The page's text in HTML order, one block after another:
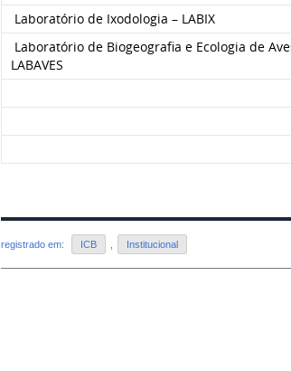
Laboratório de Ixodologia – LABIX
Laboratório de Biogeografia e Ecologia de
LABAVES
registrado em: ICB Institucional